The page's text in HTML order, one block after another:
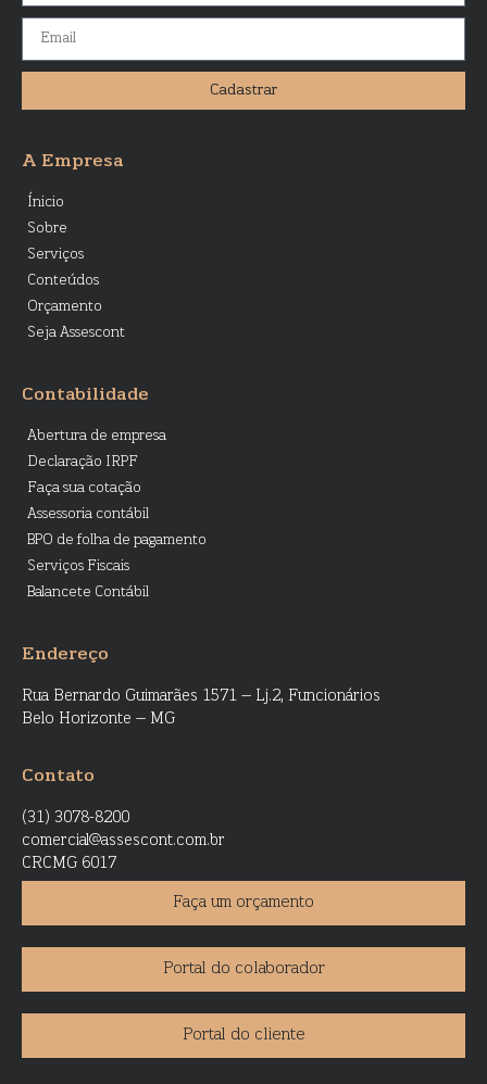
Cadastrar
A Empresa
Ínicio
Sobre
Serviços
Conteúdos
Orçamento
Seja Assescont
Contabilidade
Abertura de empresa
Declaração IRPF
Faça sua cotação
Assessoria contábil
BPO de folha de pagamento
Serviços Fiscais
Balancete Contábil
Endereço
Rua Bernardo Guimarães 1571 – Lj.2, Funcionários
Belo Horizonte – MG
Contato
(31) 3078-8200
comercial@assescont.com.br
CRCMG 6017
Faça um orçamento
Portal do colaborador
Portal do cliente